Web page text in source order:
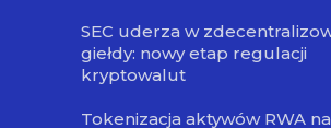
SEC uderza w
giełdy: nowy etap regulacji
kryptowalut
Tokenizacja aktywów RWA